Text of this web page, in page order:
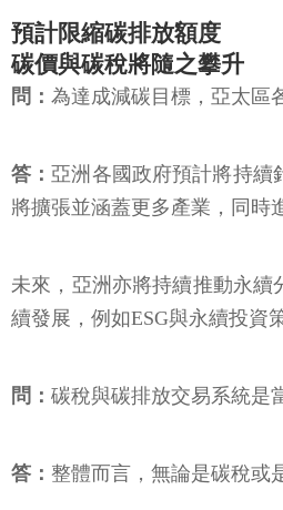
預計限縮碳排放額度
碳價與碳稅將隨之攀升
問： 為達成減碳目標，亞太區
答： 亞洲各國政府預計將持續
將擴張並涵蓋更多產業，同時
未來，亞洲亦將持續推動永續
續發展，例如ESG與永續投資
問： 碳稅與碳排放交易系統是
答： 整體而言，無論是碳稅或